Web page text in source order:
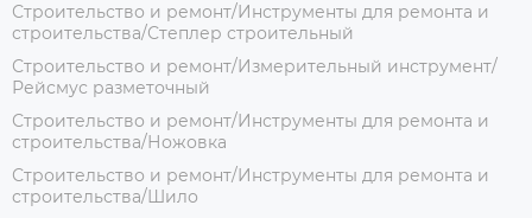
Строительство и ремонт/Инструменты для ремонта и
строительства/Степлер строительный
Строительство и ремонт/Измерительный инструмент/
Рейсмус разметочный
Строительство и ремонт/Инструменты для ремонта и
строительства/Ножовка
Строительство и ремонт/Инструменты для ремонта и
строительства/Шило